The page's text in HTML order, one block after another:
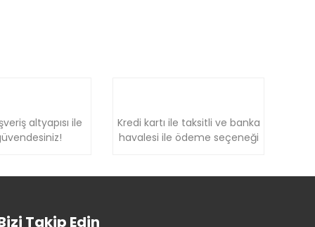
altyapısı ile
Kredi kartı ile taksitli ve banka
havalesi ile ödeme seçeneği
Takip Edin